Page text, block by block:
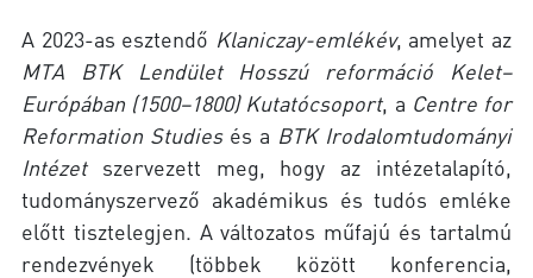
A 2023-as esztendő Klaniczay-emlékév, amelyet az
MTA BTK Lendület Hosszú reformáció Kelet–
Európában (1500–1800) Kutatócsoport, a Centre for
Reformation Studiesés a BTK Irodalomtudományi
Intézet szervezett meg, hogy az intézetalapító,
tudományszervező akadémikus és tudós emléke
előtt tisztelegjen. A változatos műfajú és tartalmú
rendezvények (többek között konferencia,